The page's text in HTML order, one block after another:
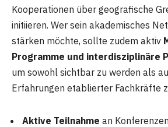
Kooperationen über geografische
initiieren. Wer sein akademisches
stärken möchte, sollte zudem aktiv
Programme und interdisziplinäre
um sowohl sichtbar zu werden als
Erfahrungen etablierter Fachkräfte
Aktive Teilnahme an